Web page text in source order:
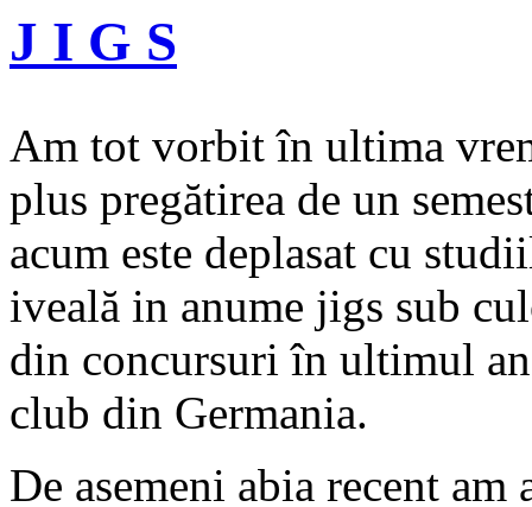
J I G S
Am tot vorbit în ultima
plus pregătirea de un
acum este deplasat cu
iveală in anume jigs sub
din concursuri în ultimul
club din Germania.
De asemeni abia recent